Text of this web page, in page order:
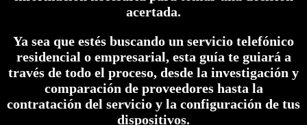
acertada.
Ya sea que estés buscando un servicio telefónico
residencial o empresarial, esta guía te guiará a
través de todo el proceso, desde la investigación y
comparación de proveedores hasta la
contratación del servicio y la configuración de tus
dispositivos.